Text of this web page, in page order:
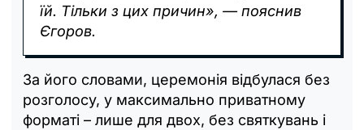
їй. Тільки з цих причин», — пояснив
Єгоров.
За його словами, церемонія відбулася без
розголосу, у максимально приватному
форматі – лише для двох, без святкувань і